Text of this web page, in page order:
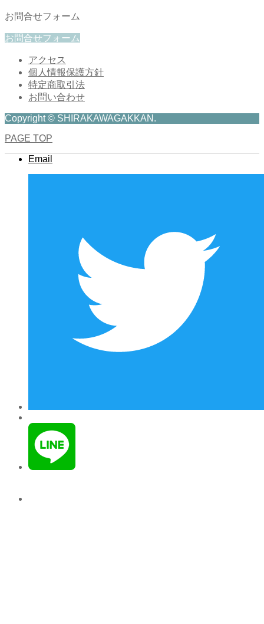
お問合せフォーム
お問合せフォーム
アクセス
個人情報保護方針
特定商取引法
お問い合わせ
Copyright © SHIRAKAWAGAKKAN.
PAGE TOP
Email